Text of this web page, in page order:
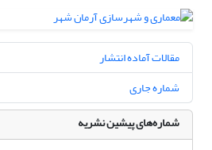
مقالات آماده انتشار
شماره جاری
شماره‌های پیشین نشریه